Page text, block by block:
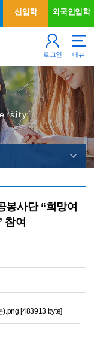
신입학 외국인입학
로그인 메뉴
봉사단 “희망여
참여
[483913 byte]